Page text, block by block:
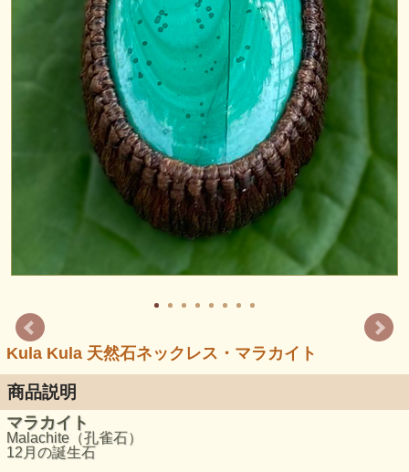
Kula Kula 天然石ネックレス・マラカイト
商品説明
マラカイト
Malachite（孔雀石）
12月の誕生石